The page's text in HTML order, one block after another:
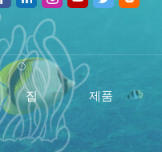
집 제품